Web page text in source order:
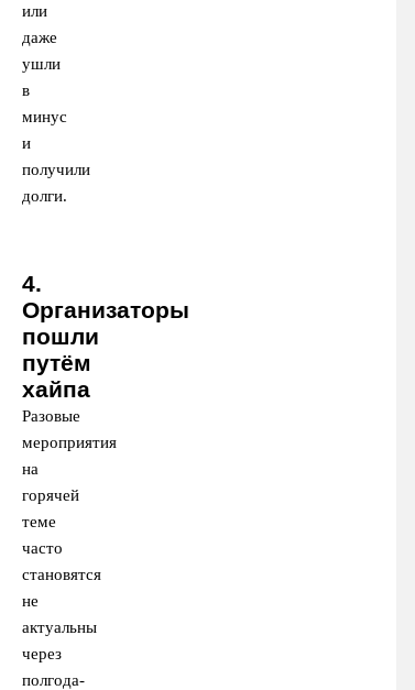
или
даже
ушли
в
минус
и
получили
долги.
4.
Организаторы
пошли
путём
хайпа
Разовые
мероприятия
на
горячей
теме
часто
становятся
не
актуальны
через
полгода-